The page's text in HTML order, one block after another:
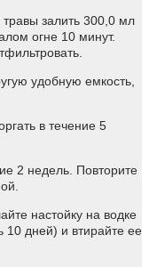
залить 300,0 мл
огне 10 минут.
удобную емкость,
в течение 5
2 недель. Повторите
настойку на водке
10 дней) и втирайте ее